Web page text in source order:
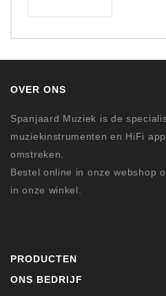
OVER ONS
Spanjaard Muziek is de
muziekinstrumenten en HiFi
omstreken.
Bestel online in onze webshop
in onze winkel.
PRODUCTEN
ONS BEDRIJF